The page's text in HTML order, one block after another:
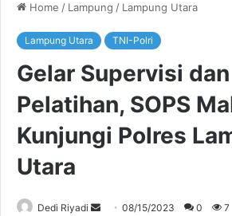
Home / Lampung / Lampung Utara
Lampung Utara TNI-Polri
Gelar Supervisi dan
Pelatihan, SOPS
Kunjungi Polres
Utara
Dedi Riyadi
Send08/15/2023 0 7